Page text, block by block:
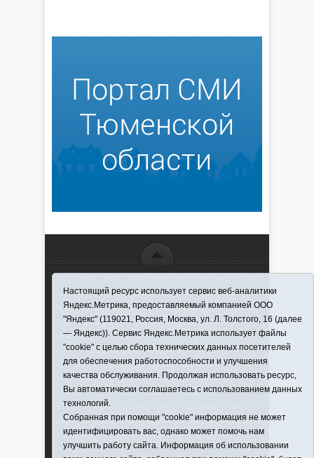
использовании материалов ссылка обязательна
Информационная лента выходит при финансовой
поддержке правительства Тюменской области
Регистрационный номер СМИ ЭЛ № ФС 77-66066
от 10.06. 2016 г. выдано Федеральной службой по
надзору в сфере связи, информационных
технологий и массовых коммуникаций.
Учредитель (соучредители) Автономная
некоммерческая организация "Информационно-
издательский центр "Красная звезда"" (627570,
Тюменская обл., Викуловский р-н, с. Викулово, ул.
Ленина, д. 5).
Настоящий ресурс использует сервис веб-аналитики
Яндекс.Метрика, предоставляемый компанией ООО
"Яндекс" (119021, Россия, Москва, ул. Л. Толстого, 16 (далее
— Яндекс)). Сервис Яндекс.Метрика использует файлы
"cookie" с целью сбора технических данных посетителей
для обеспечения работоспособности и улучшения
качества обслуживания. Продолжая использовать ресурс,
Вы автоматически соглашаетесь с использованием данных
технологий.
Собранная при помощи "cookie" информация не может
идентифицировать вас, однако может помочь нам
улучшить работу сайта. Информация об использовании